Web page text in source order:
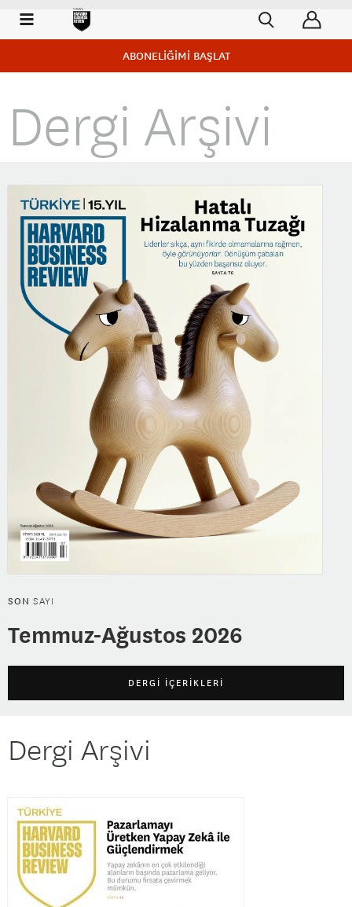
ABONELİĞİMİ BAŞLAT
Dergi Arşivi
SON SAYI
Temmuz-Ağustos 2026
DERGİ İÇERİKLERİ
Dergi Arşivi